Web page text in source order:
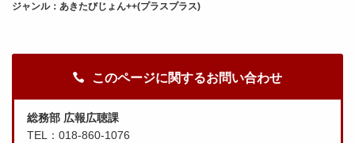
ジャンル：あきたびじょん++(プラスプラス)
このページに関するお問い合わせ
総務部 広報広聴課
TEL：018-860-1076